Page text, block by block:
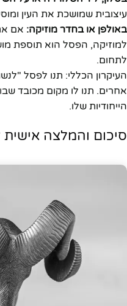
עיצובית שמושכת את העין
באולפן או בחדר מוזיקה: אם
למוזיקה, הפסל הוא תוספת
לתחום.
העיקרון הכללי: תנו לפסל
אחרים. תנו לו מקום מכובד
הייחודיות שלו.
סיכום והמלצה